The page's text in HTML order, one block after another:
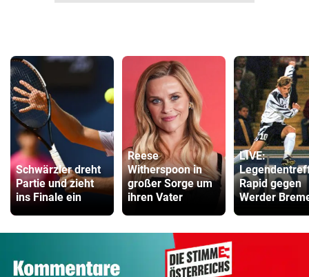
Schwärzler dreht
Partie und zieht
ins Finale ein
Reese
Witherspoon in
großer Sorge um
ihren Vater
LIVE:
Rapid gegen
Werder